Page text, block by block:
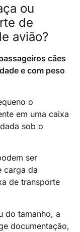
ou
de
avião?
cães
e com peso
o
em uma caixa
sob o
ser
carga da
de transporte
do tamanho, a
documentação,